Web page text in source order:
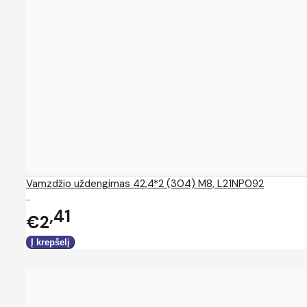
Vamzdžio uždengimas 42,4*2 (304) M8, L21NP092
..
€2 41